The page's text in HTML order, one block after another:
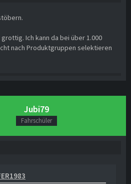
grottig. Ich kann da bei über 1.000
nach Produktgruppen selektieren
Jubi79
Fahrschüler